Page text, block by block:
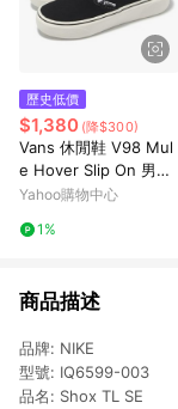
歷史低價
$1,380 (降$300)
Vans 休閒鞋 V98 Mul
e Hover Slip On 男鞋
女鞋 黑 白 懶人鞋 674
Yahoo購物中心
1%
商品描述
品牌: NIKE
型號: IQ6599-003
品名: Shox TL SE